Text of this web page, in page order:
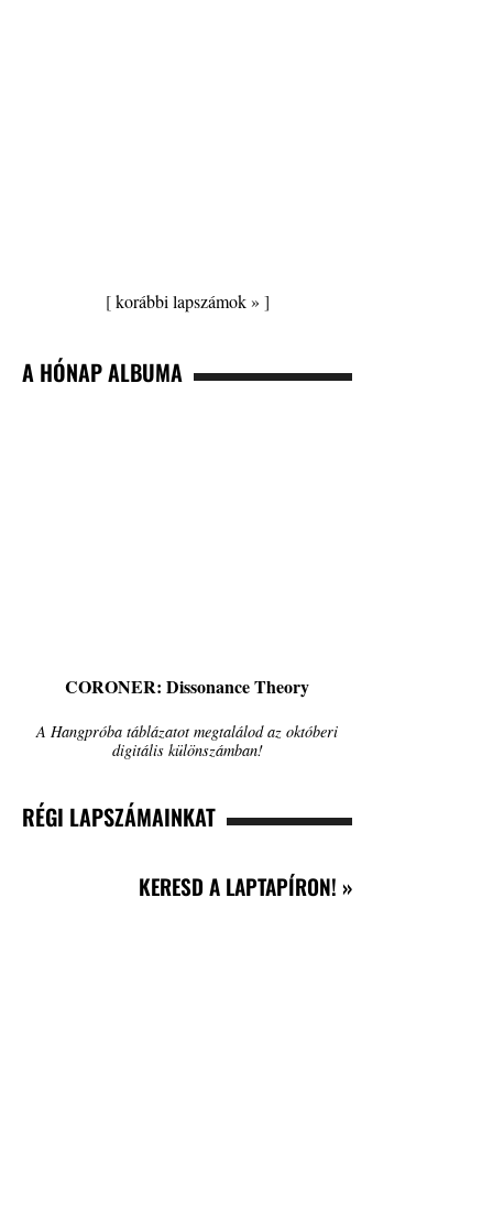
[korábbi lapszámok » ]
A HÓNAP ALBUMA
CORONER: Dissonance Theory
A Hangpróba táblázatot megtalálod az októberi
digitális különszámban!
RÉGI LAPSZÁMAINKAT
KERESD A LAPTAPÍRON! »